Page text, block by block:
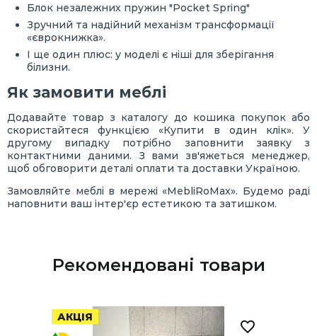
Блок незалежних пружин "Pocket Spring"
Зручний та надійний механізм трансформації
«єврокнижка».
І ще один плюс: у моделі є ніші для зберігання
білизни.
Як замовити меблі
Додавайте товар з каталогу до кошика покупок або
скористайтеся функцією «Купити в один клік». У
другому випадку потрібно заповнити заявку з
контактними даними. З вами зв'яжеться менеджер,
щоб обговорити деталі оплати та доставки Україною.
Замовляйте меблі в мережі «MebliRoMax». Будемо раді
наповнити ваш інтер'єр естетикою та затишком.
Рекомендовані товари
АКЦІЯ